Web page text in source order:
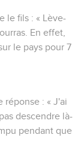
le fils : « Lève-
En effet,
le pays pour 7
réponse : « J'ai
descendre là-
pendant que